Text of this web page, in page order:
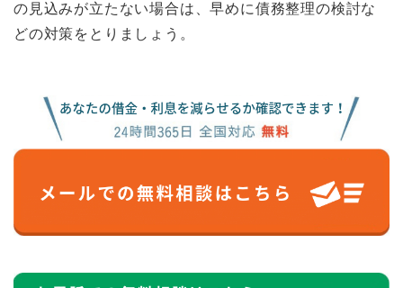
の見込みが立たない場合は、早めに債務整理の検討な
どの対策をとりましょう。